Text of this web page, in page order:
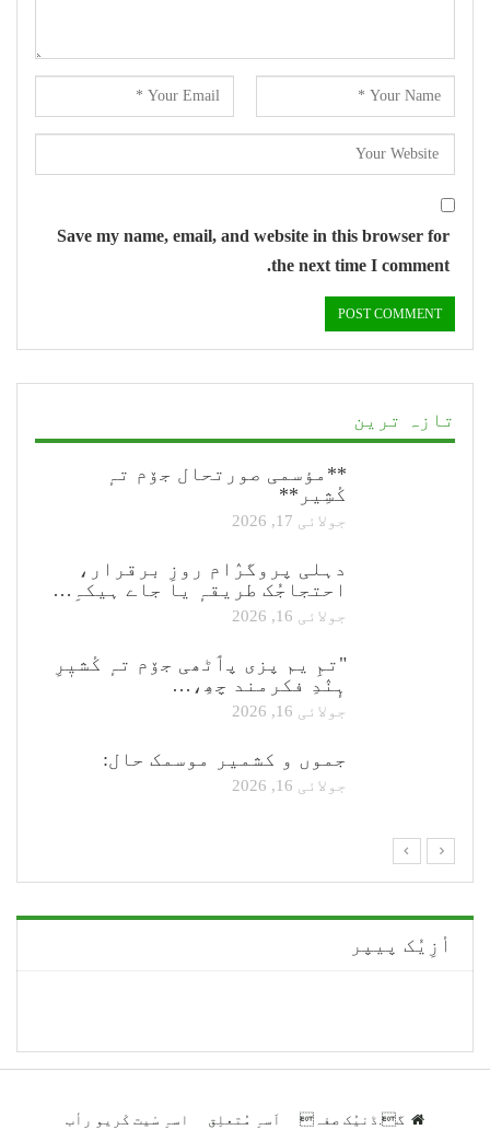
Save my name, email, and website in this browser for
the next time I comment.
تازہ ترین
**مؤسمی صورتحال جۆم تہٕ
کٔشِیر**
جولائی 17, 2026
دہلی پروگرٛام روزِ برقرار،
احتجاجُک طریقہٕ یا جاے ہیکہِ…
جولائی 16, 2026
"تمِ یم پزی پٲٹھی جۆم تہٕ کٔشیٖرِ
ہٕنٛدِ فکرمند چھِ،…
جولائی 16, 2026
جموں و کشمیر موسمک حال:
جولائی 16, 2026
أزِیُک پیپر
گ.ڈنیُک صفہ اَسہِ مُتعلِق اسہِ سْیت کْریو رأب